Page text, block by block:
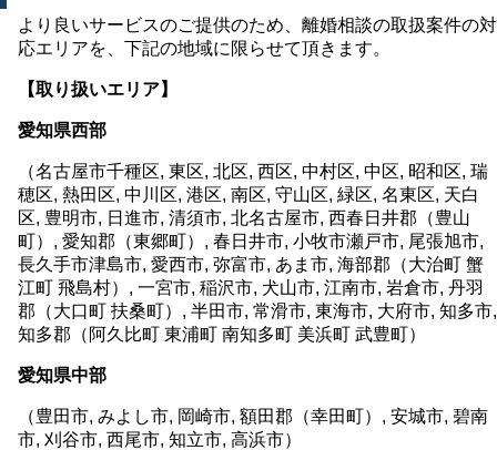
より良いサービスのご提供のため、離婚相談の取扱案件の対
応エリアを、下記の地域に限らせて頂きます。
【取り扱いエリア】
愛知県西部
（名古屋市千種区, 東区, 北区, 西区, 中村区, 中区, 昭和区, 瑞
穂区, 熱田区, 中川区, 港区, 南区, 守山区, 緑区, 名東区, 天白
区, 豊明市, 日進市, 清須市, 北名古屋市, 西春日井郡（豊山
町）, 愛知郡（東郷町）, 春日井市, 小牧市瀬戸市, 尾張旭市,
長久手市津島市, 愛西市, 弥富市, あま市, 海部郡（大治町 蟹
江町 飛島村）, 一宮市, 稲沢市, 犬山市, 江南市, 岩倉市, 丹羽
郡（大口町 扶桑町）, 半田市, 常滑市, 東海市, 大府市, 知多市,
知多郡（阿久比町 東浦町 南知多町 美浜町 武豊町）
愛知県中部
（豊田市, みよし市, 岡崎市, 額田郡（幸田町）, 安城市, 碧南
市, 刈谷市, 西尾市, 知立市, 高浜市）